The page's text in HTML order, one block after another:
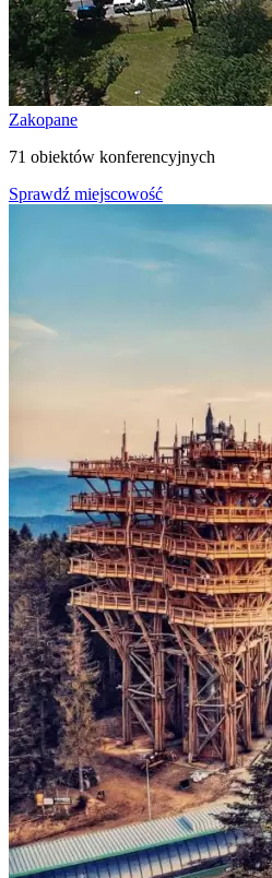
Zakopane
71 obiektów konferencyjnych
Sprawdź miejscowość